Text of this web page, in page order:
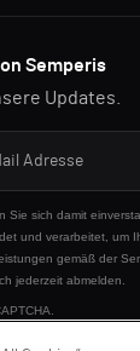
Semperis
Updates.
Sie sich damit
und verarbeitet, um
gemäß der
jederzeit abmelden.